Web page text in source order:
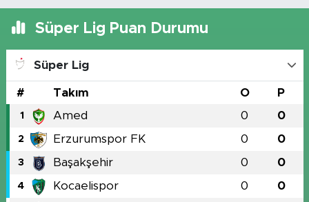
Süper Lig Puan Durumu
Süper Lig
# Takım O P
1 Amed 0 0
2 Erzurumspor FK 0 0
3 Başakşehir 0 0
4 Kocaelispor 0 0